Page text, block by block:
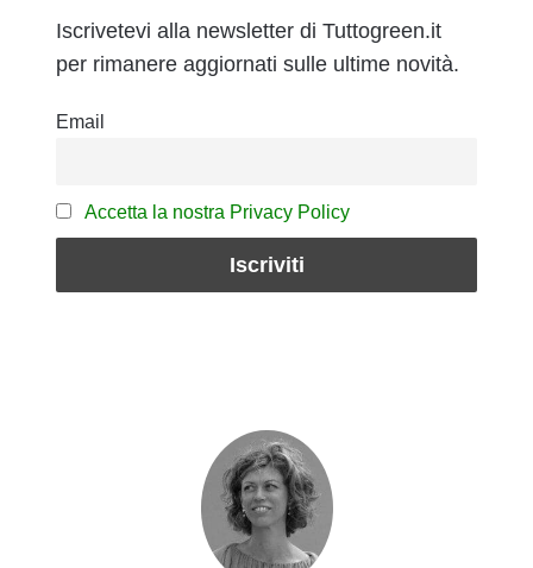
Iscrivetevi alla newsletter di Tuttogreen.it
per rimanere aggiornati sulle ultime novità.
Email
Accetta la nostra Privacy Policy